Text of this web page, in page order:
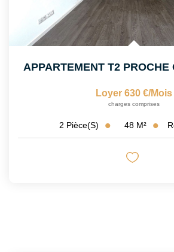
APPARTEMENT T2 PROCHE
Loyer 630 €/mois
charges comprises
2 Pièce(s) 48 M²